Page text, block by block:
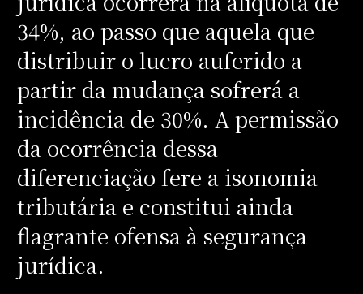
34%, ao passo que aquela que
distribuir o lucro auferido a
partir da mudança sofrerá a
incidência de 30%. A permissão
da ocorrência dessa
diferenciação fere a isonomia
tributária e constitui ainda
flagrante ofensa à segurança
jurídica.